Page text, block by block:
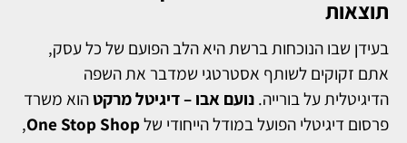
תוצאות
בעידן שבו הנוכחות ברשת היא הלב הפועם של כל עסק,
אתם זקוקים לשותף אסטרטגי שמדבר את השפה
הדיגיטלית על בורייה.נועם אבו – דיגיטל מרקטהוא משרד
פרסום דיגיטלי הפועל במודל הייחודי שלOne Stop Shop
,